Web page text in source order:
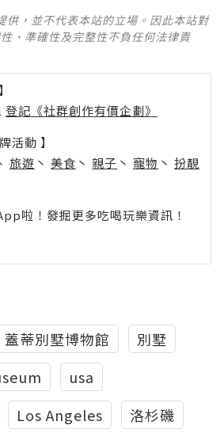
供，並不代表本站的立場。因此本站對
、準確性及完整性不負任何法律責
登記《社群創作有價企劃》
活動 】
旅遊 丶 美食 丶 親子 丶 寵物 丶 扮靚
啦！發掘更多吃喝玩樂資訊！
蓋蒂別墅博物館
別墅
usa
Los Angeles
洛杉磯